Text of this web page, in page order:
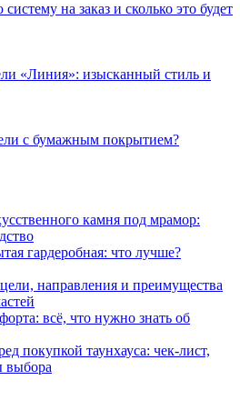
на заказ и сколько это будет
«Линия»: изысканный стиль и
с бумажным покрытием?
камня под мрамор:
гардеробная: что лучше?
направления и преимущества
всё, что нужно знать об
покупкой таунхауса: чек-лист,
выбора